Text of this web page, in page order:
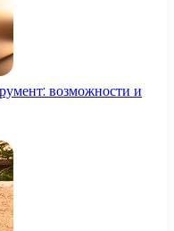
возможности и